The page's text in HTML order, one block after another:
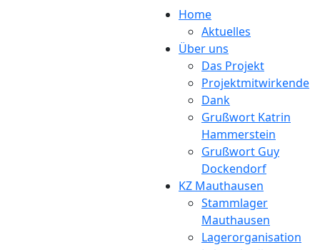
Home
Aktuelles
Über uns
Das Projekt
Projektmitwirkende
Dank
Grußwort Katrin
Hammerstein
Grußwort Guy
Dockendorf
KZ Mauthausen
Stammlager
Mauthausen
Lagerorganisation